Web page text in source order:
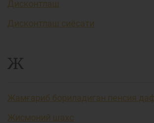
Дисконтлаш
Дисконтлаш сиёсати
Ж
Жамғариб бориладиган пенсия
Жисмоний шахс